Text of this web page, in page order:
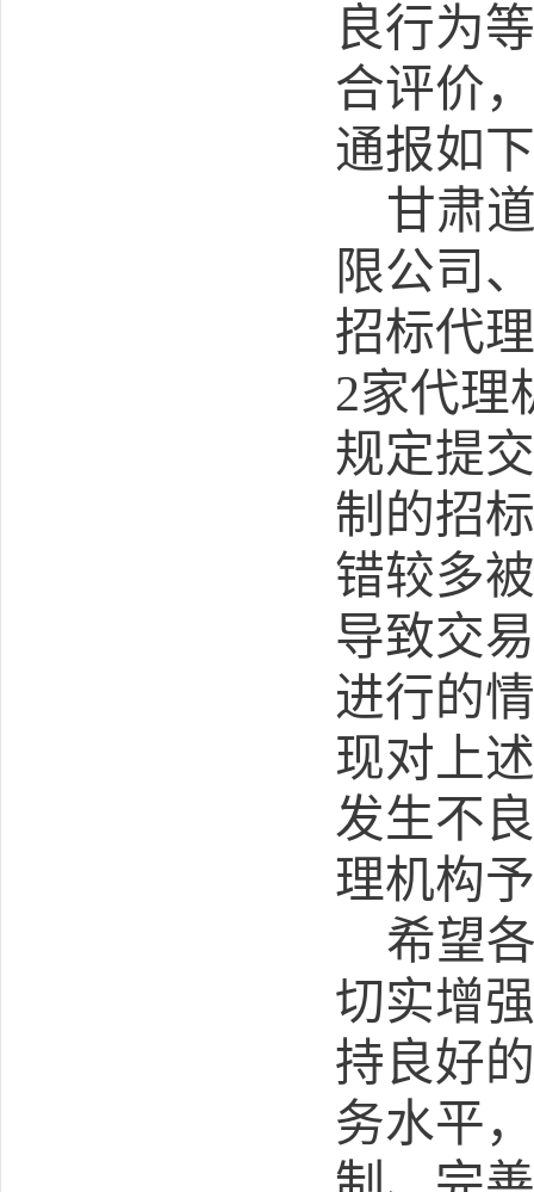
良行为
合评价
通报如
甘肃
限公司、
招标代
2家代理
规定提
制的招
错较多
导致交
进行的
现对上述
发生不
理机构
希望
切实增
持良好的
务水平